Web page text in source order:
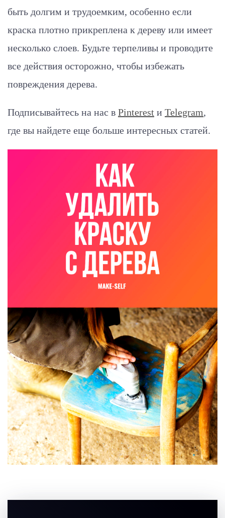
быть долгим и трудоемким, особенно если
краска плотно прикреплена к дереву или имеет
несколько слоев. Будьте терпеливы и проводите
все действия осторожно, чтобы избежать
повреждения дерева.
Подписывайтесь на нас в Pinterest и Telegram,
где вы найдете еще больше интересных статей.